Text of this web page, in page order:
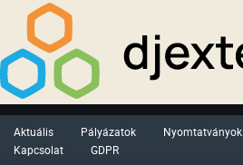
Aktuális Pályázatok Nyomtatványok
Kapcsolat
GDPR